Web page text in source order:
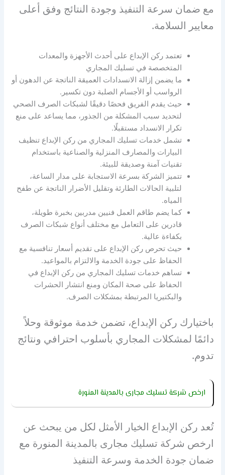
مع ضمان سرعة التنفيذ وجودة النتائج وفق أعلى
معايير السلامة.
تعتمد ركن الإبداع على أحدث الأجهزة والمعدات
المتخصصة في تسليك المجاري
ما يضمن إزالة الانسدادات العميقة الناتجة عن الدهون أو
الرواسب أو الأجسام الصلبة دون تكسير.
حيث يقدم الفريق فحصًا دقيقًا لشبكات الصرف الصحي
لتحديد سبب المشكلة من الجذور، مما يساعد على منع
تكرار الانسداد مستقبلًا.
تشمل خدمات تسليك المجاري من ركن الإبداع تنظيف
البيارات والمصارف المنزلية والصناعية باستخدام
تقنيات آمنة وصديقة للبيئة.
تتميز الشركة بسرعة الاستجابة على مدار الساعة،
لتلبية الحالات الطارئة وتقليل الأضرار الناتجة عن طفح
المياه.
كما يضم طاقم العمل فنيين مدربين بخبرة طويلة،
قادرين على التعامل مع مختلف أنواع شبكات الصرف
بكفاءة عالية.
حيث تحرص ركن الإبداع على تقديم أسعار تنافسية مع
الحفاظ على جودة الخدمة والالتزام بالمواعيد.
تساهم خدمات تسليك المجاري من ركن الإبداع في
الحفاظ على صحة المكان ومنع انتشار الحشرات
والبكتيريا المرتبطة بمشكلات الصرف.
باختيارك ركن الإبداع، تضمن خدمة موثوقة وحلاً
دائمًا لمشكلات المجاري بأسلوب احترافي ونتائج
تدوم.
ارخص شركة تسليك مجارى بالمدينة المنورة
تُعد ركن الإبداع الخيار الأمثل لكل من يبحث عن
ارخص شركة تسليك مجارى بالمدينة المنورة مع
ضمان جودة الخدمة وسرعة التنفيذ